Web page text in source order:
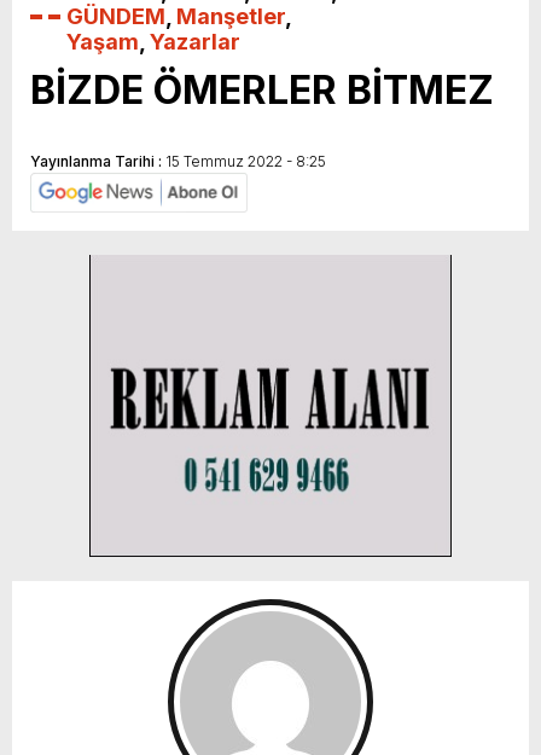
GÜNDEM Manşetler
Yaşam Yazarlar
BİZDE ÖMERLER BİTMEZ
Yayınlanma Tarihi : 15 Temmuz 2022 - 8:25